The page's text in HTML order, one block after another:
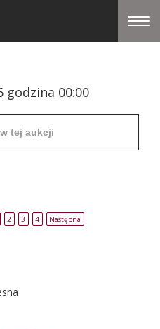
godzina 00:00
2 3 4 Następna